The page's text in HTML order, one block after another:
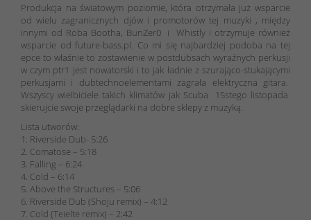
Produkcja na światowym poziomie, która otrzymała już wsparcie
od wielu zagranicznych djów i promotorów tej muzyki , między
innymi od Roba Bootha, BunZer0 i Whistly i otrzymuje również
wsparcie od future-bass.pl. Co mi się najbardziej podoba na tej
epce to właśnie to zostawienie w postdubsach wyraźnych perkusji
w czym ptr1 jest nowatorski i to jak ładnie z szurająco-stukającymi
perkusjami i dubtechnoelementami zagrała elektryczna gitara.
Wszyscy wielbiciele takich klimatów jak Scuba 15stego listopada
skierujcie swoje przeglądarki na dobre sklepy z muzyką.
Lista utworów:
1. Riverside Dub- 5:26
2. Comatose – 5:18
3. Falling – 6:24
4. Cold – 6:14
5. Above the Structures – 5:06
6. Riverside Dub (Shoju remix) – 4:12
7. Cold (Teielte remix) – 2:42